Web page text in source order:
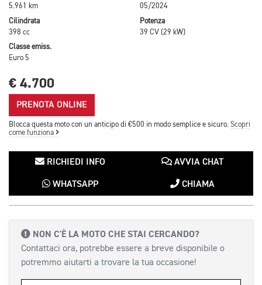
5.961 km
05/2024
Cilindrata
398 cc
Potenza
39 CV (29 kW)
Classe emiss.
Euro 5
€ 4.700
PRENOTA ONLINE
Blocca questa moto con un anticipo di €500 in modo semplice e sicuro. Scopri
come funziona
RICHIEDI INFO AVVIA CHAT
WHATSAPP CHIAMA
NON C'È LA MOTO CHE STAI CERCANDO?
Contattaci ora, potrebbe essere a breve disponibile o
potremmo aiutarti a trovare la tua occasione!